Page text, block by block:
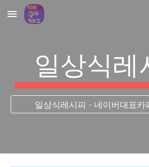
Skip to main content
일상식레
일상식레시피 - 네이버대표카